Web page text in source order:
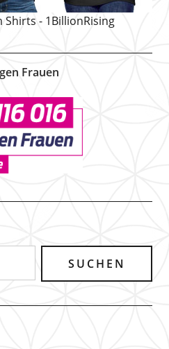
Shirts - 1BillionRising
Frauen